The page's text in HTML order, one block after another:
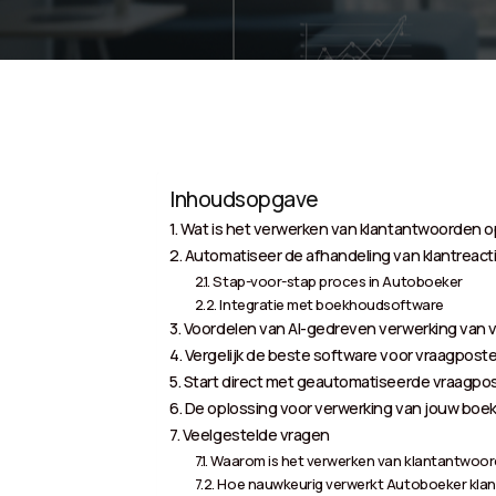
Inhoudsopgave
Wat is het verwerken van klantantwoorden
Automatiseer de afhandeling van
Stap-voor-stap proces in Autoboeker
Integratie met boekhoudsoftware
Voordelen van AI-gedreven verwerking van
Vergelijk de beste software voor
Start direct met geautomatiseerde
De oplossing voor verwerking van jouw
Veelgestelde vragen
Waarom is het verwerken van
Hoe nauwkeurig verwerkt Autoboeker